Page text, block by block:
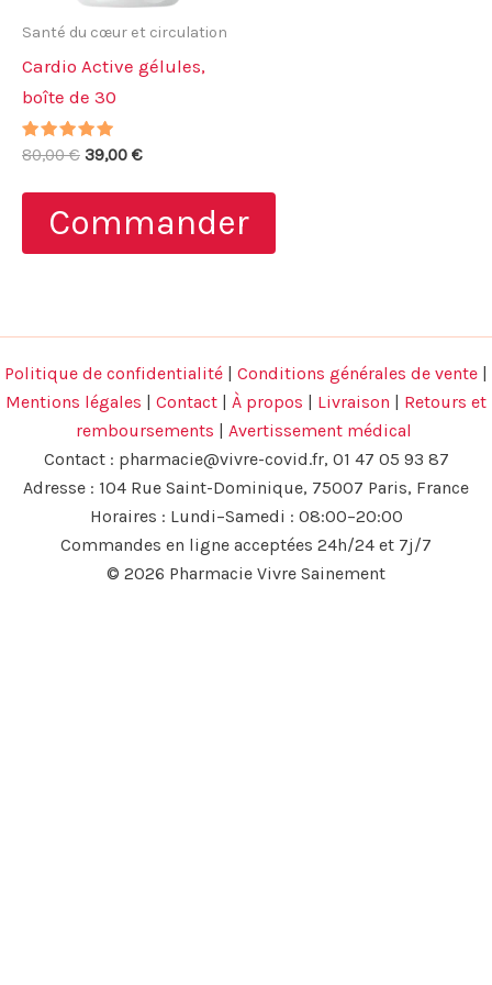
Santé du cœur et circulation
Cardio Active gélules,
boîte de 30
Note
80,00€ Le
initial
était :
80,00 €.
39,00 €Le
actuel
est :
39,00 €.
Commander
Politique de confidentialité Conditions générales de vente
Mentions légales
Contact À propos Livraison
Retours et
remboursements
Avertissement médical
Contact : pharmacie@vivre-covid.fr, 01 47 05 93 87
Adresse : 104 Rue Saint-Dominique, 75007 Paris, France
Horaires : Lundi–Samedi : 08:00–20:00
Commandes en ligne acceptées 24h/24 et 7j/7
© 2026 Pharmacie Vivre Sainement